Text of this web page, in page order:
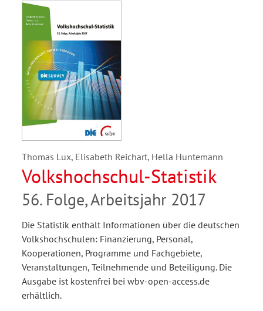
Thomas Lux, Elisabeth Reichart, Hella Huntemann
Volkshochschul-Statistik
56. Folge, Arbeitsjahr 2017
Die Statistik enthält Informationen über die deutschen
Volkshochschulen: Finanzierung, Personal,
Kooperationen, Programme und Fachgebiete,
Veranstaltungen, Teilnehmende und Beteiligung. Die
Ausgabe ist kostenfrei bei wbv-open-access.de
erhältlich.